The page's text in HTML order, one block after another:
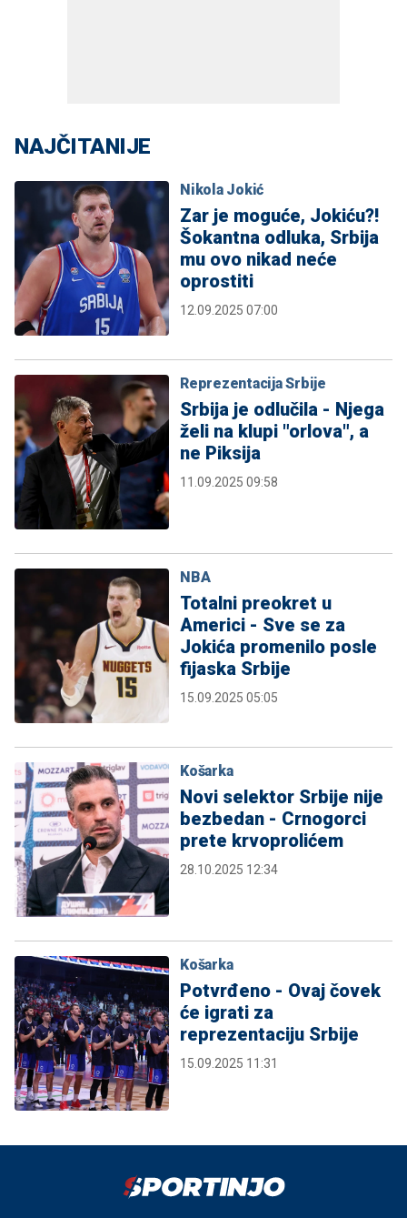
NAJČITANIJE
Nikola Jokić
Zar je moguće, Jokiću?!
Šokantna odluka, Srbija
mu ovo nikad neće
oprostiti
12.09.2025 07:00
Reprezentacija Srbije
Srbija je odlučila - Njega
želi na klupi "orlova", a
ne Piksija
11.09.2025 09:58
NBA
Totalni preokret u
Americi - Sve se za
Jokića promenilo posle
fijaska Srbije
15.09.2025 05:05
Košarka
Novi selektor Srbije nije
bezbedan - Crnogorci
prete krvoprolićem
28.10.2025 12:34
Košarka
Potvrđeno - Ovaj čovek
će igrati za
reprezentaciju Srbije
15.09.2025 11:31